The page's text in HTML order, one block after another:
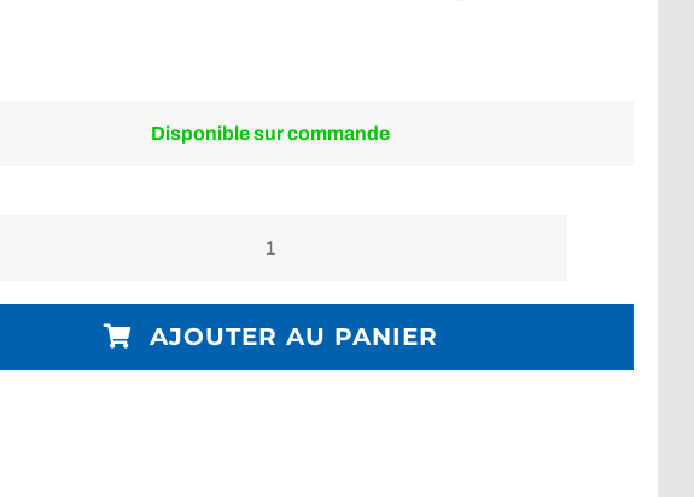
Disponible sur commande
quantité
tubulaire
BESTDIVERS
AJOUTER AU PANIER